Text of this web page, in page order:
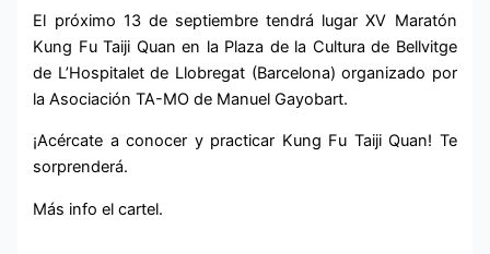
El próximo 13 de septiembre tendrá lugar XV Maratón
Kung Fu Taiji Quan en la Plaza de la Cultura de Bellvitge
de L’Hospitalet de Llobregat (Barcelona) organizado por
la Asociación TA-MO de Manuel Gayobart.
¡Acércate a conocer y practicar Kung Fu Taiji Quan! Te
sorprenderá.
Más info el cartel.